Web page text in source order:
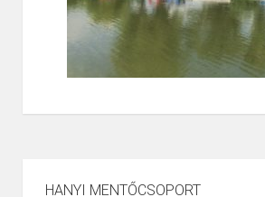
HANYI MENTŐCSOPORT